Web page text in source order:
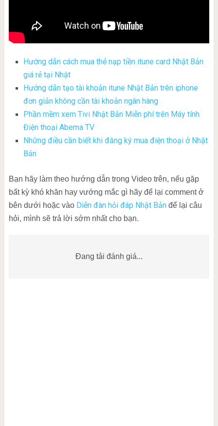
Hướng dẫn cách mua thẻ nạp tiền itune card Nhật Bản
giá rẻ tại Nhật
Hướng dẫn tạo tài khoản itune Nhật Bản trên iphone
đơn giản không cần tài khoản ngân hàng
Phần mềm xem Tivi Nhật Bản Miễn phí trên Máy tính
Điện thoại Abema TV
Những điều cần biết khi đăng ký mua điện thoại ở Nhật
Bản
Bạn hãy làm theo hướng dẫn trong Video trên, nếu gặp
bất kỳ khó khăn hay vướng mắc gì hãy để lại comment ở
bên dưới hoặc vào Diễn đàn hỏi đáp Nhật Bảnđể lại câu
hỏi, mình sẽ trả lời sớm nhất cho bạn.
Đang tải đánh giá...